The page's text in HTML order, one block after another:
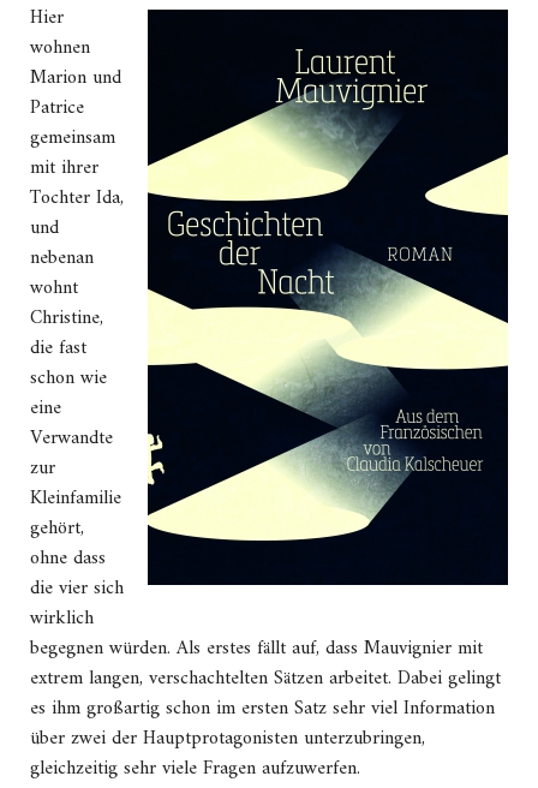
Hier
wohnen
Marion und
Patrice
gemeinsam
mit ihrer
Tochter Ida,
und
nebenan
wohnt
Christine,
die fast
schon wie
eine
Verwandte
zur
Kleinfamilie
gehört,
ohne dass
die vier sich
wirklich
begegnen würden. Als erstes fällt auf, dass Mauvignier mit
extrem langen, verschachtelten Sätzen arbeitet. Dabei gelingt
es ihm großartig schon im ersten Satz sehr viel Information
über zwei der Hauptprotagonisten unterzubringen,
gleichzeitig sehr viele Fragen aufzuwerfen.